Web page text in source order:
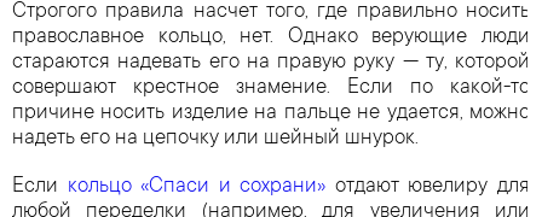
Строгого правила насчет того, где правильно носить
православное кольцо, нет. Однако верующие люди
стараются надевать его на правую руку — ту, которой
совершают крестное знамение. Если по какой-то
причине носить изделие на пальце не удается, можно
надеть его на цепочку или шейный шнурок.
Если кольцо «Спаси и сохрани» отдают ювелиру для